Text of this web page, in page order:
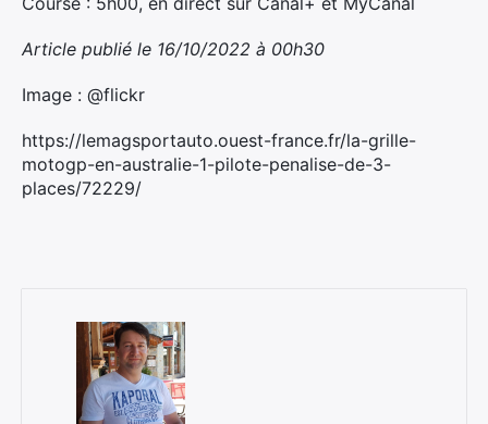
Article publié le 16/10/2022 à 00h30
Image : @flickr
https://lemagsportauto.ouest-france.fr/la-grille-
motogp-en-australie-1-pilote-penalise-de-3-
places/72229/
Rechercher